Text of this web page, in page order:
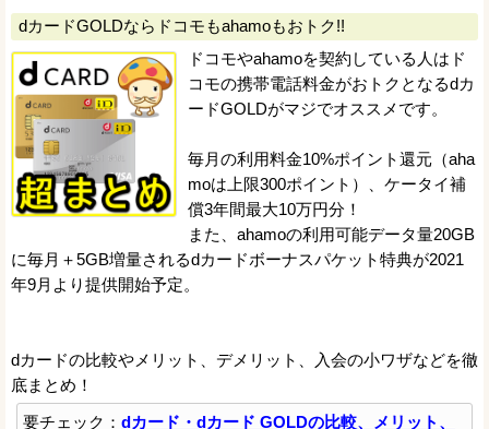
dカードGOLDならドコモもahamoもおトク!!
ドコモやahamoを契約している人はド
コモの携帯電話料金がおトクとなるdカ
ードGOLDがマジでオススメです。
毎月の利用料金10%ポイント還元（aha
moは上限300ポイント）、ケータイ補
償3年間最大10万円分！
また、ahamoの利用可能データ量20GB
に毎月＋5GB増量されるdカードボーナスパケット特典が2021
年9月より提供開始予定。
dカードの比較やメリット、デメリット、入会の小ワザなどを徹
底まとめ！
要チェック： dカード・dカード GOLDの比較、メリット、